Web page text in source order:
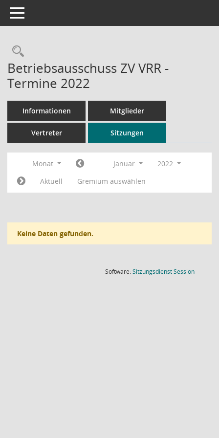
Toggle navigation
Rechercheauswahl
Betriebsausschuss ZV VRR -
Termine 2022
Informationen Mitglieder
Vertreter Sitzungen
Monat Januar
2022
Aktuell
Gremium auswählen
Keine Daten gefunden.
Software:SitzungsdienstSession(Wird in